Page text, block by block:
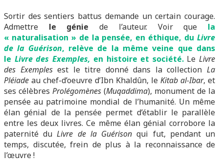
Sortir des sentiers battus demande un certain courage.
Admettre le géniede l’auteur. Voir que
la
« naturalisation » de la pensée, en éthique, du Livre
de la Guérison, relève de la même veine que dans
le Livre des Exemples, en histoire et société.LeLivre
des Exemplesest le titre donné dans la collectionLa
Pléiade au chef-d’oeuvre d’Ibn Khaldûn, le Kitab al-Ibar, et
ses célèbres Prolégomènes (Muqaddima), monument de la
pensée au patrimoine mondial de l’humanité. Un même
élan génial de la pensée permet d’établir le parallèle
entre les deux livres. Ce même élan génial corrobore la
paternité duLivre de la Guérison qui fut, pendant un
temps, discutée, frein de plus à la reconnaissance de
l’œuvre !